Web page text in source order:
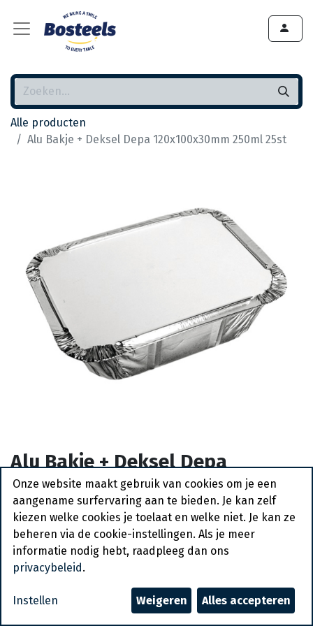
Alle producten
Alu Bakje + Deksel Depa 120x100x30mm 250ml 25st
Alu Bakje + Deksel Depa
120x100x30mm 250ml 25st
Actief
Vraag een account aan
Algemene voorwaarden
30-dagen geld terug garantie
Verzending: 2-3 werkdagen
Onze website maakt gebruik van cookies om je een
aangename surfervaring aan te bieden. Je kan zelf
kiezen welke cookies je toelaat en welke niet. Je kan ze
beheren via de cookie-instellingen. Als je meer
informatie nodig hebt, raadpleeg dan ons
privacybeleid .
Instellen Weigeren Alles accepteren